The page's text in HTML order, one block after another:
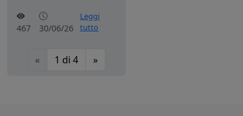
467 30/06/26
Leggi
tutto
« 1 di 4 »